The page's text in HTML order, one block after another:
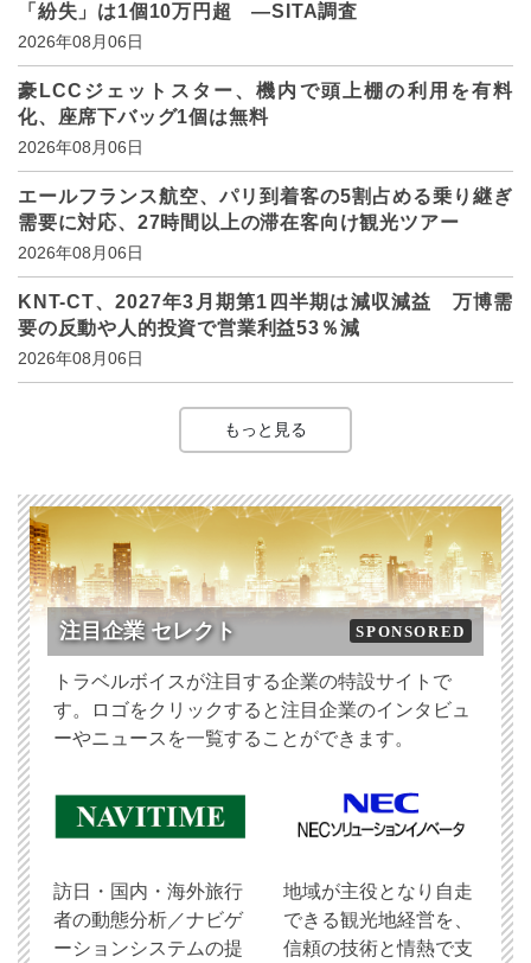
「紛失」は1個10万円超 ―SITA調査
2026年08月06日
豪LCCジェットスター、機内で頭上棚の利用を有料
化、座席下バッグ1個は無料
2026年08月06日
エールフランス航空、パリ到着客の5割占める乗り継ぎ
需要に対応、27時間以上の滞在客向け観光ツアー
2026年08月06日
KNT-CT、2027年3月期第1四半期は減収減益 万博需
要の反動や人的投資で営業利益53％減
2026年08月06日
もっと見る
注目企業 セレクト SPONSORED
トラベルボイスが注目する企業の特設サイトで
す。ロゴをクリックすると注目企業のインタビュ
ーやニュースを一覧することができます。
訪日・国内・海外旅行
者の動態分析／ナビゲ
ーションシステムの提
地域が主役となり自走
できる観光地経営を、
信頼の技術と情熱で支